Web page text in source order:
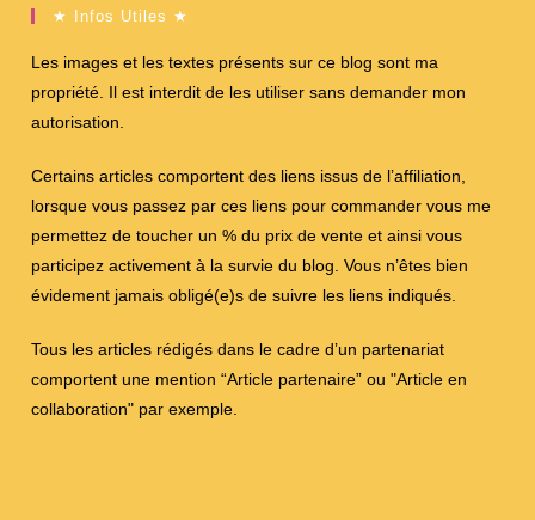
★ Infos Utiles ★
Les images et les textes présents sur ce blog sont ma
propriété. Il est interdit de les utiliser sans demander mon
autorisation.
Certains articles comportent des liens issus de l’affiliation,
lorsque vous passez par ces liens pour commander vous me
permettez de toucher un % du prix de vente et ainsi vous
participez activement à la survie du blog. Vous n’êtes bien
évidement jamais obligé(e)s de suivre les liens indiqués.
Tous les articles rédigés dans le cadre d’un partenariat
comportent une mention “Article partenaire” ou "Article en
collaboration" par exemple.